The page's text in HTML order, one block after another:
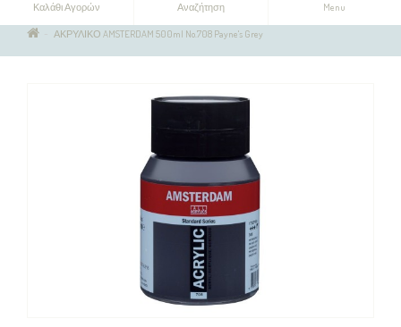
Menu
Αναζήτηση
Καλάθι Αγορών
ΑΚΡΥΛΙΚΟ AMSTERDAM 500ml No.708 Payne's Grey